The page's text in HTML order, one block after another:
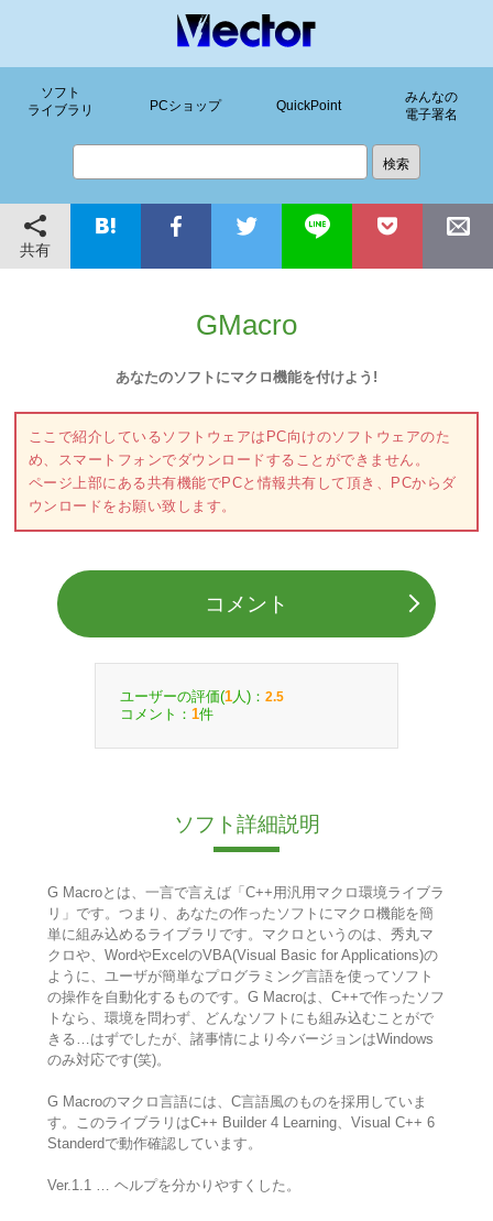
ソフト
ライブラリ
PCショップ QuickPoint
みんなの
電子署名
共有
GMacro
あなたのソフトにマクロ機能を付けよう!
ここで紹介しているソフトウェアはPC向けのソフトウェアのた
め、スマートフォンでダウンロードすることができません。
ページ上部にある共有機能でPCと情報共有して頂き、PCからダ
ウンロードをお願い致します。
コメント
ユーザーの評価(1 人)： 2.5
コメント： 1件
ソフト詳細説明
G Macroとは、一言で言えば「C++用汎用マクロ環境ライブラ
リ」です。つまり、あなたの作ったソフトにマクロ機能を簡
単に組み込めるライブラリです。マクロというのは、秀丸マ
クロや、WordやExcelのVBA(Visual Basic for Applications)の
ように、ユーザが簡単なプログラミング言語を使ってソフト
の操作を自動化するものです。G Macroは、C++で作ったソフ
トなら、環境を問わず、どんなソフトにも組み込むことがで
きる…はずでしたが、諸事情により今バージョンはWindows
のみ対応です(笑)。
G Macroのマクロ言語には、C言語風のものを採用していま
す。このライブラリはC++ Builder 4 Learning、Visual C++ 6
Standerdで動作確認しています。
Ver.1.1 … ヘルプを分かりやすくした。